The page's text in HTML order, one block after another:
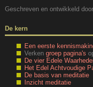
Geschreven en ontwikkeld door
De kern
Een eerste
Verken groep pagina's
De vier Edele
Het Edel Achtvoudige
De basis van meditatie
Inzicht meditatie